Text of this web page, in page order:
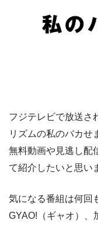
フジテレビで放送さ
リズムの私のバカせ
無料動画や見逃し配
て紹介したいと思い
気になる番組は何回
GYAO!（ギャオ）、